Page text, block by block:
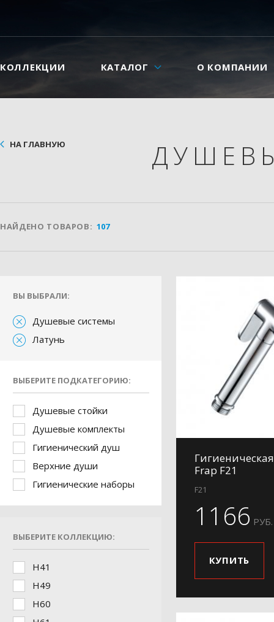
КОЛЛЕКЦИИ КАТАЛОГ О КОМПАНИИ
НА ГЛАВНУЮ
НАЙДЕНО ТОВАРОВ: 107
ВЫ ВЫБРАЛИ:
Душевые системы
Латунь
ВЫБЕРИТЕ ПОДКАТЕГОРИЮ:
Душевые стойки
Душевые комплекты
Гигиенический душ
Верхние души
Гигиенические наборы
ВЫБЕРИТЕ КОЛЛЕКЦИЮ:
H41
H49
H60
Frap F21
F21
1166 РУБ.
КУПИТЬ